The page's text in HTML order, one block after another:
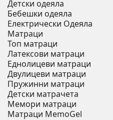
Детски одеяла
Бебешки одеяла
Електрически Одеяла
Матраци
Топ матраци
Латексови матраци
Еднолицеви матраци
Двулицеви матраци
Пружинни матраци
Детски матрачета
Мемори матраци
Mатраци MemoGel